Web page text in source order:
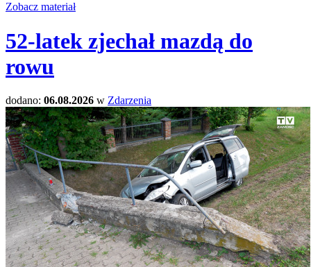
Zobacz materiał
52-latek zjechał mazdą do
rowu
dodano: 06.08.2026 w Zdarzenia